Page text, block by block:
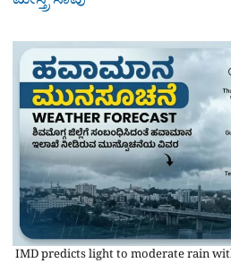
IMD predicts light to moderate rain